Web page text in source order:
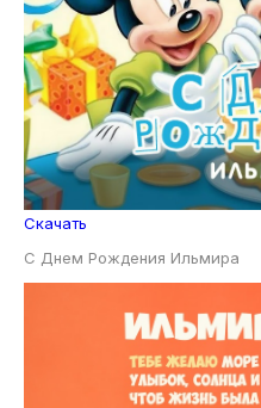
Скачать
С Днем Рождения Ильмира